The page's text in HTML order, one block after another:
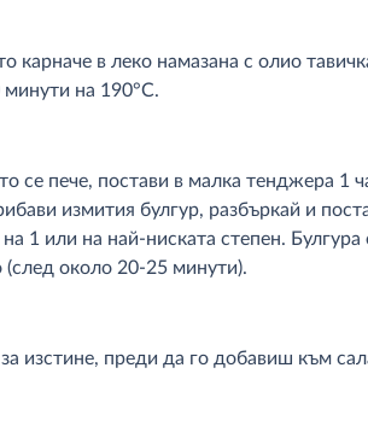
карначе в леко намазана с олио
минути на 190°С.
се пече, постави в малка тенджера 1
измития булгур, разбъркай и
1 или на най-ниската степен.
(след около 20-25 минути).
изстине, преди да го добавиш към